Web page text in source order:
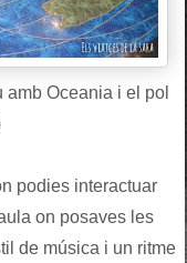
Oceania i el pol
podies interactuar
on posaves les
de música i un ritme